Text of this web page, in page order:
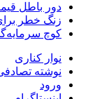
دور باطل
زنگ خطر
کوچ
نوار کناری
نوشته
ورود